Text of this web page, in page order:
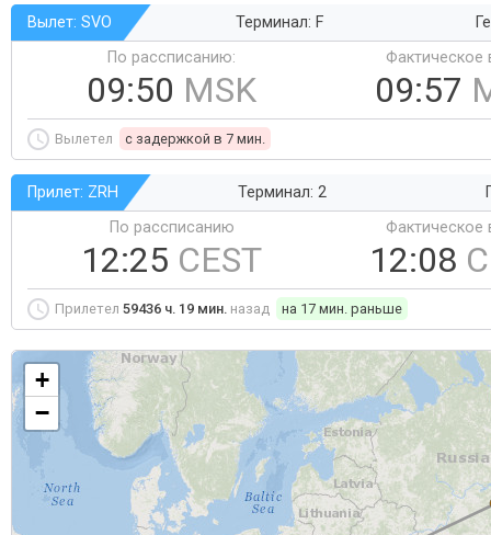
Вылет: SVO Терминал: F
По рассписанию:
09:50 MSK
Фактическое
09:57
Вылетел c задержкой в 7 мин.
Прилет: ZRH Терминал: 2
По рассписанию
12:25 CEST
Фактическое
12:08
Прилетел 59436 ч. 19 мин. назад на 17 мин. раньше
+
−